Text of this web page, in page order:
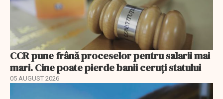
CCR pune frână proceselor pentru salarii mai
mari. Cine poate pierde banii ceruți statului
05 AUGUST 2026